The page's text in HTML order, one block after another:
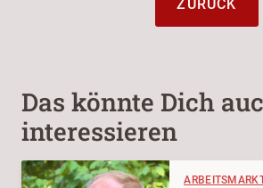
ZURÜCK
Das könnte Dich
interessieren